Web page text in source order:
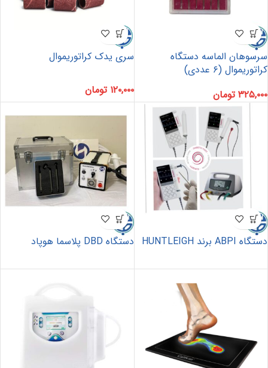
سرسوهان الماسه دستگاه
کراتوریموال (۶ عددی)
۳۲۵,۰۰۰ تومان
سری یدک کراتوریموال
۱۲۰,۰۰۰ تومان
دستگاه ABPI برند HUNTLEIGH دستگاه DBD پلاسما هوپاد